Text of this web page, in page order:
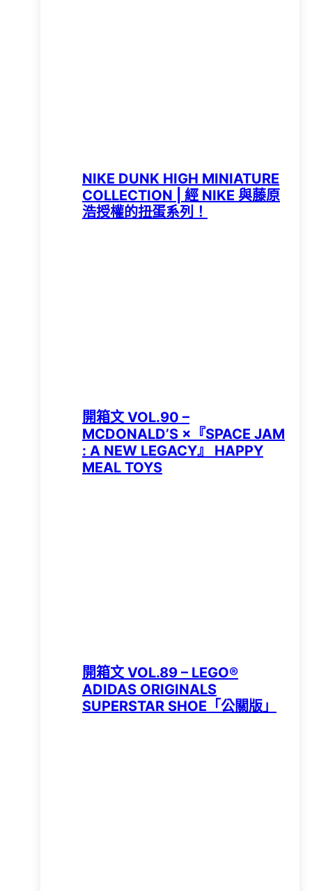
NIKE DUNK HIGH MINIATURE
COLLECTION | 經 NIKE 與藤原
浩授權的扭蛋系列！
開箱文 VOL.90 –
MCDONALD’S ×『SPACE JAM
: A NEW LEGACY』 HAPPY
MEAL TOYS
開箱文 VOL.89 – LEGO®
ADIDAS ORIGINALS
SUPERSTAR SHOE「公關版」